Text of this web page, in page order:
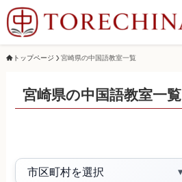
トップページ 宮崎県の中国語教室一覧
宮崎県の中国語教室一覧